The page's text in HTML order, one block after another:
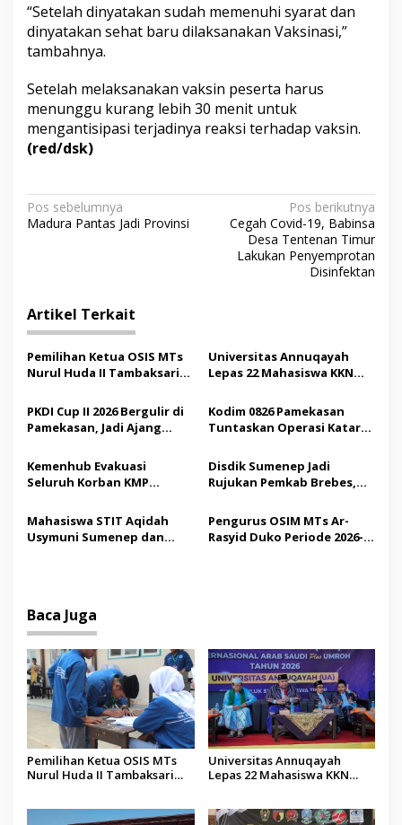
“Setelah dinyatakan sudah memenuhi syarat dan
dinyatakan sehat baru dilaksanakan Vaksinasi,”
tambahnya.
Setelah melaksanakan vaksin peserta harus
menunggu kurang lebih 30 menit untuk
mengantisipasi terjadinya reaksi terhadap vaksin.
(red/dsk)
N
a
g
a
s
i
p
o
s
Pos sebelumnya
Madura Pantas Jadi Provinsi
Pos berikutnya
Cegah Covid-19, Babinsa
Desa Tentenan Timur
Lakukan Penyemprotan
Disinfektan
Artikel Terkait
Pemilihan Ketua OSIS MTs
Nurul Huda II Tambaksari
Demokrasi bagi Siswa
Universitas Annuqayah
Lepas 22 Mahasiswa KKN
Saudi
PKDI Cup II 2026 Bergulir di
Pamekasan, Jadi Ajang
Madura
Kodim 0826 Pamekasan
Tuntaskan Operasi Katarak
Tindakan Medis
Kemenhub Evakuasi
Seluruh Korban KMP
Operator Diaudit
Disdik Sumenep Jadi
Rujukan Pemkab Brebes,
Pendidikan Berbasis
Budaya
Mahasiswa STIT Aqidah
Usymuni Sumenep dan
Pengurus OSIM MTs Ar-
Rasyid Duko Periode 2026-
Baca Juga
Pemilihan Ketua OSIS MTs
Nurul Huda II Tambaksari
Universitas Annuqayah
Lepas 22 Mahasiswa KKN